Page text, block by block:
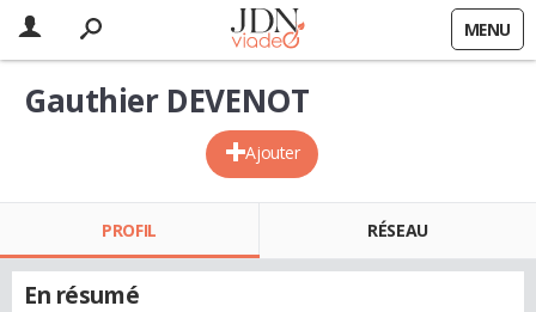
MENU
Ajouter
Gauthier DEVENOT
PROFIL RÉSEAU
En résumé